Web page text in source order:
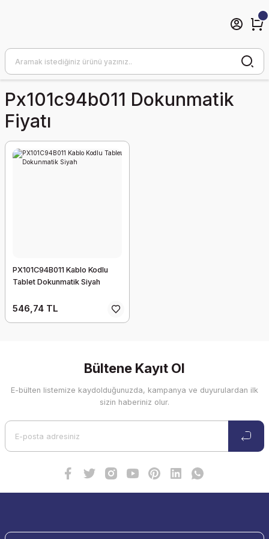
Px101c94b011 Dokunmatik
Fiyatı
PX101C94B011 Kablo Kodlu
Tablet Dokunmatik Siyah
546,74 TL
Bültene Kayıt Ol
E-bülten listemize kaydolduğunuzda, kampanya ve duyurulardan ilk
sizin haberiniz olur.